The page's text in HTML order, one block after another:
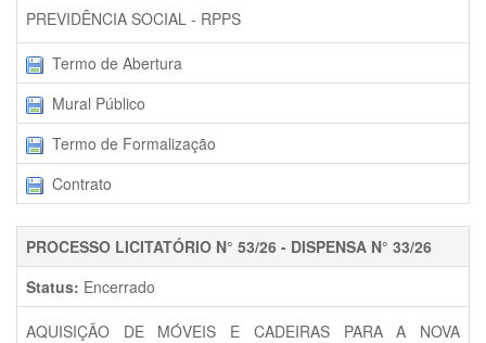
PREVIDÊNCIA SOCIAL - RPPS
Termo de Abertura
Mural Público
Termo de Formalização
Contrato
PROCESSO LICITATÓRIO N° 53/26 - DISPENSA N° 33/26
Status: Encerrado
AQUISIÇÃO DE MÓVEIS E CADEIRAS PARA A NOVA